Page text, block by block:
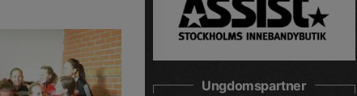
Ungdomspartner